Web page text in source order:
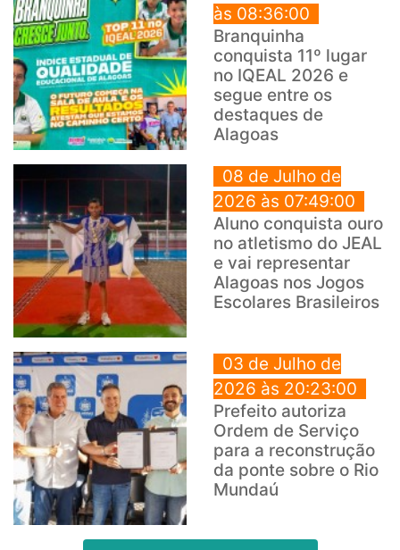
às 08:36:00
Branquinha
conquista 11º lugar
no IQEAL 2026 e
segue entre os
destaques de
Alagoas
08 de Julho de
2026 às 07:49:00
Aluno conquista ouro
no atletismo do JEAL
e vai representar
Alagoas nos Jogos
Escolares Brasileiros
03 de Julho de
2026 às 20:23:00
Prefeito autoriza
Ordem de Serviço
para a reconstrução
da ponte sobre o Rio
Mundaú